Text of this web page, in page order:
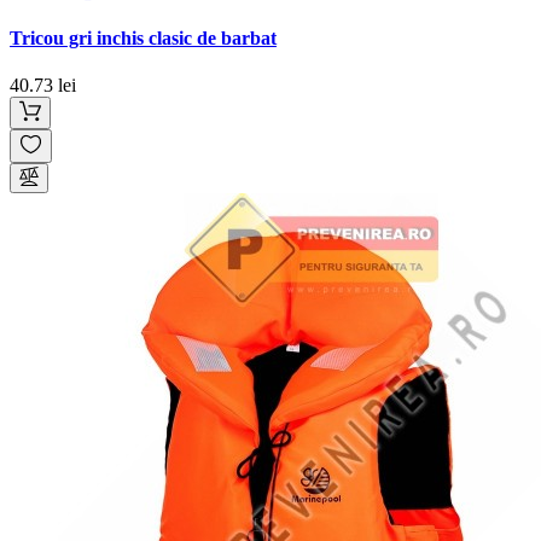
Tricou gri inchis clasic de barbat
40.73 lei